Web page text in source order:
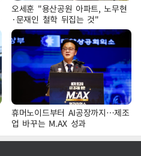
오세훈 "용산공원 아파트, 노무현
·문재인 철학 뒤집는 것"
휴머노이드부터 AI공장까지…제조
업 바꾸는 M.AX 성과